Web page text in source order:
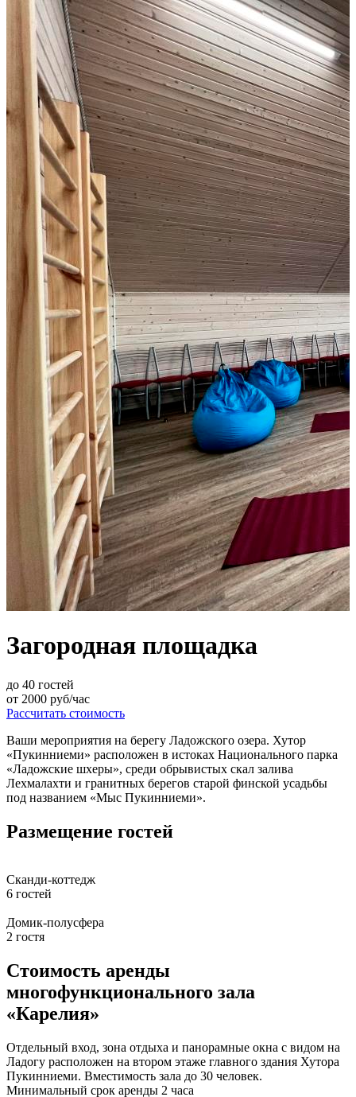
Загородная площадка
до 40 гостей
от 2000 руб/час
Рассчитать стоимость
Ваши мероприятия на берегу Ладожского озера. Хутор
«Пукинниеми» расположен в истоках Национального парка
«Ладожские шхеры», среди обрывистых скал залива
Лехмалахти и гранитных берегов старой финской усадьбы
под названием «Мыс Пукинниеми».
Размещение гостей
Сканди-коттедж
6 гостей
Домик-полусфера
2 гостя
Стоимость аренды
многофункционального зала
«Карелия»
Отдельный вход, зона отдыха и панорамные окна с видом на
Ладогу расположен на втором этаже главного здания Хутора
Пукинниеми. Вместимость зала до 30 человек.
Минимальный срок аренды 2 часа